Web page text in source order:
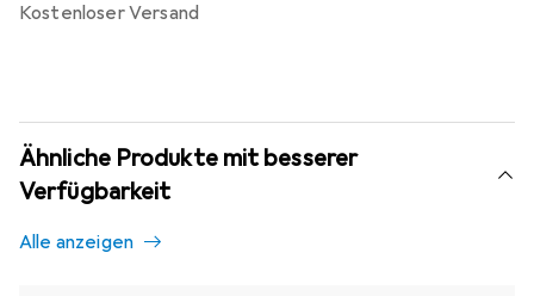
kostenloser Versand
Ähnliche Produkte mit besserer
Verfügbarkeit
Alle anzeigen